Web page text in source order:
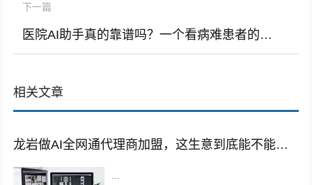
下一篇
医院AI助手真的靠谱吗？一个看病难患者的真实经历告诉你答案！
相关文章
龙岩做AI全网通代理商加盟，这生意到底能不能搞？我一个龙岩老乡的真实经历告诉你！